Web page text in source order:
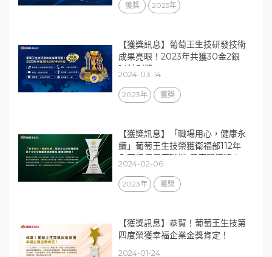
獲獎 2025年
【獲獎訊息】葡萄王生技研發技術
成果亮眼！2023年共獲30金2銀
14特別獎
2024-03-14
2023年 獲獎
【獲獎訊息】「職場用心，健康永
續」葡萄王生技榮獲衛福部112年
全國績優健康職場-健康關懷獎！
2024-02-06
2023年 獲獎
【獲獎訊息】恭賀！葡萄王生技第
四度榮獲幸福企業金獎肯定！
2024-01-24